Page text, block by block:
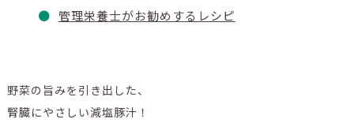
管理栄養士がお勧めするレシピ
野菜の旨みを引き出した、
腎臓にやさしい減塩豚汁！